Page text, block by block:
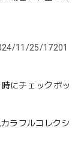
11/25/17201
にチェックボッ
ラフルコレクシ